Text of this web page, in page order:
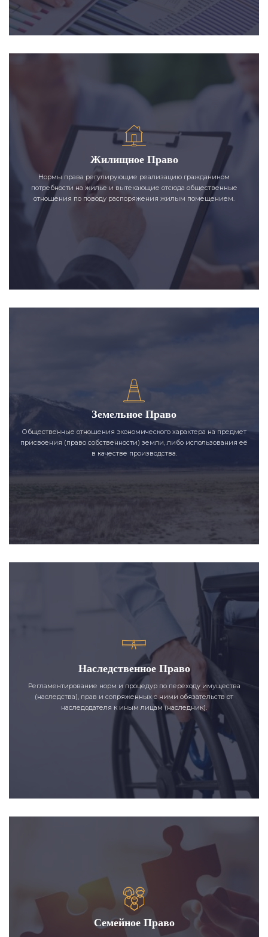
Жилищное Право
Нормы права регулирующие реализацию гражданином
потребности на жилье и вытекающие отсюда общественные
отношения по поводу распоряжения жилым помещением.
Земельное Право
Общественные отношения экономического характера на предмет
присвоения (право собственности) земли, либо использования её
в качестве производства.
Наследственное Право
Регламентирование норм и процедур по переходу имущества
(наследства), прав и сопряженных с ними обязательств от
наследодателя к иным лицам (наследник).
Семейное Право